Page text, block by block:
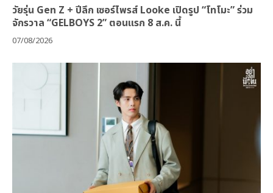
วัยรุ่น Gen Z + ปีลึก เซอร์ไพรส์ Looke เปิดรูป “โทโมะ” ร่วม
จักรวาล “GELBOYS 2” ตอนแรก 8 ส.ค. นี้
07/08/2026